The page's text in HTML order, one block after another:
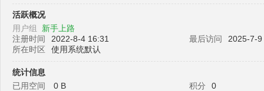
活跃概况
用户组 新手上路
注册时间
2022-8-4 16:31 最后访问
2025-7-
所在时区
使用系统默认
统计信息
已用空间
0 B 积分 0